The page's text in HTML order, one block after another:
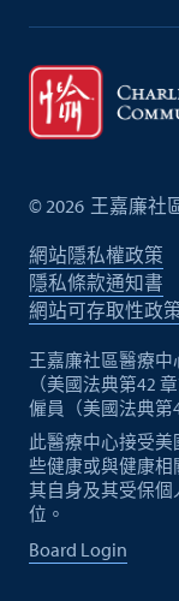
© 2026 王嘉廉社
網站隱私權政策
隱私條款通知書
網站可存取性政
王嘉廉社區醫療
（美國法典第42
僱員（美國法典第
此醫療中心接受美
些健康或與健康
其自身及其受保個
位。
Board Login